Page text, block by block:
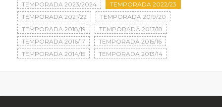
TEMPORADA 2023/2024
TEMPORADA 2022/23
TEMPORADA 2021/22
TEMPORADA 2019/20
TEMPORADA 2018/19
TEMPORADA 2017/18
TEMPORADA 2016/17
TEMPORADA 2015/16
TEMPORADA 2014/15
TEMPORADA 2013/14